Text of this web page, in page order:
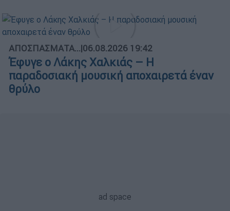
ΑΠΟΣΠΑΣΜΑΤΑ...|06.08.2026 19:42
Έφυγε ο Λάκης Χαλκιάς – Η
παραδοσιακή μουσική αποχαιρετά έναν
θρύλο